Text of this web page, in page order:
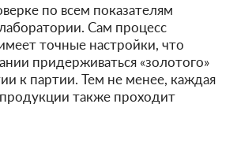
по всем показателям
Сам процесс
точные настройки, что
придерживаться «золотого»
к партии. Тем не менее, каждая
также проходит